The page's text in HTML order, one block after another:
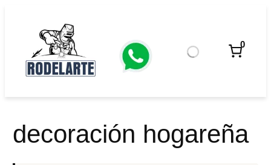
contenido
0
decoración hogareña